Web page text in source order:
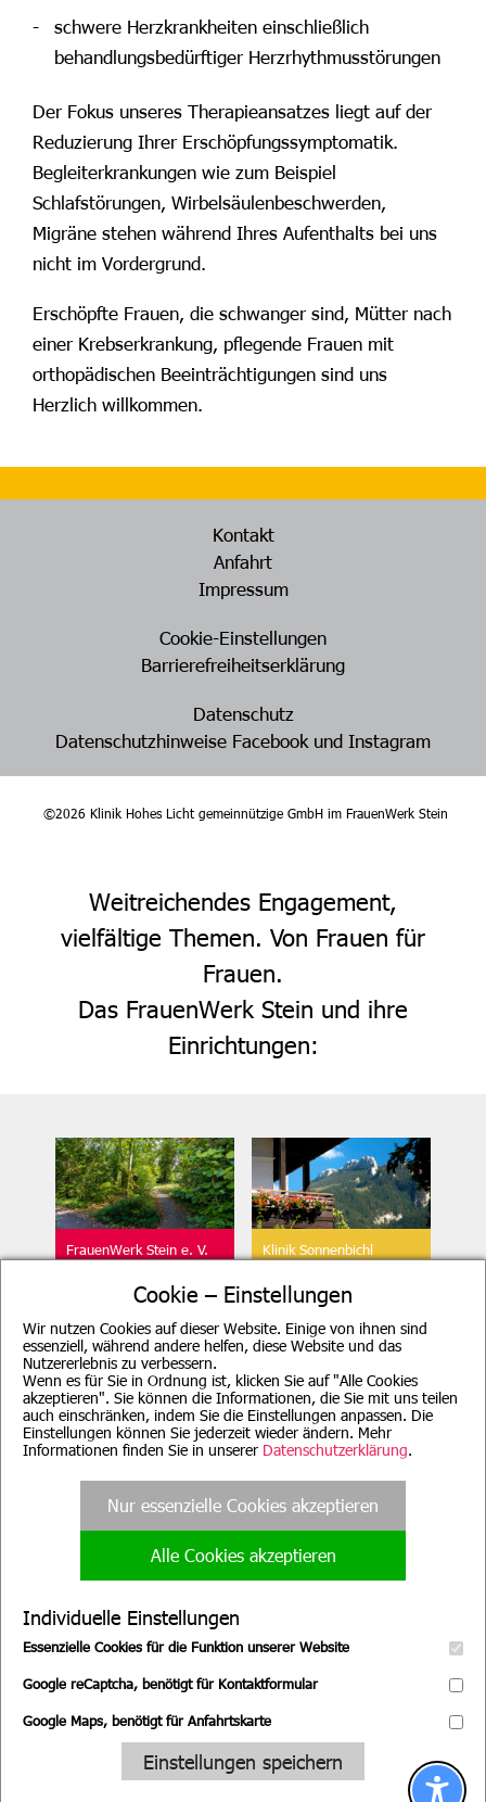
schwere Herzkrankheiten einschließlich
behandlungsbedürftiger Herzrhythmusstörungen
Der Fokus unseres Therapieansatzes liegt auf der
Reduzierung Ihrer Erschöpfungssymptomatik.
Begleiterkrankungen wie zum Beispiel
Schlafstörungen, Wirbelsäulenbeschwerden,
Migräne stehen während Ihres Aufenthalts bei uns
nicht im Vordergrund.
Erschöpfte Frauen, die schwanger sind, Mütter nach
einer Krebserkrankung, pflegende Frauen mit
orthopädischen Beeinträchtigungen sind uns
Herzlich willkommen.
Kontakt
Anfahrt
Impressum
Cookie-Einstellungen
Barrierefreiheitserklärung
Datenschutz
Datenschutzhinweise Facebook und Instagram
©2026 Klinik Hohes Licht gemeinnützige GmbH im FrauenWerk Stein
Weitreichendes Engagement,
vielfältige Themen. Von Frauen für
Frauen.
Das FrauenWerk Stein und ihre
Einrichtungen:
FrauenWerk Stein e. V.
Klinik Sonnenbichl
Beratung für Mutter, Mutter-
Kind, Vater, Vater-Kind und
pflegende Angehörige
Evang. Familien-
Bildungsstätte, München
Bildungsstätte, Nürnberg
Wir suchen Sie!
Zu unseren
Cookie – Einstellungen
Wir nutzen Cookies auf dieser Website. Einige von ihnen sind
essenziell, während andere helfen, diese Website und das
Nutzererlebnis zu verbessern.
Wenn es für Sie in Ordnung ist, klicken Sie auf "Alle Cookies
akzeptieren". Sie können die Informationen, die Sie mit uns teilen
auch einschränken, indem Sie die Einstellungen anpassen. Die
Einstellungen können Sie jederzeit wieder ändern. Mehr
Informationen finden Sie in unserer Datenschutzerklärung.
Nur essenzielle Cookies akzeptieren
Alle Cookies akzeptieren
Individuelle Einstellungen
Essenzielle Cookies für die Funktion unserer Website
Google reCaptcha, benötigt für Kontaktformular
Google Maps, benötigt für Anfahrtskarte
Einstellungen speichern